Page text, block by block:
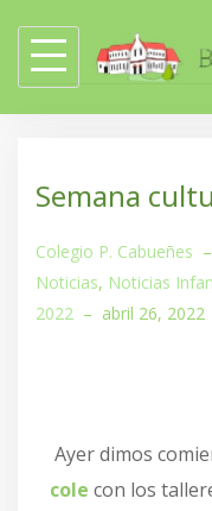
content
Semana
Colegio P. Cabueñes –
Noticias, Noticias
2022 – abril 26, 2022
Ayer dimos
cole con los